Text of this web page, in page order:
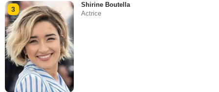
3
Shirine Boutella
Actrice